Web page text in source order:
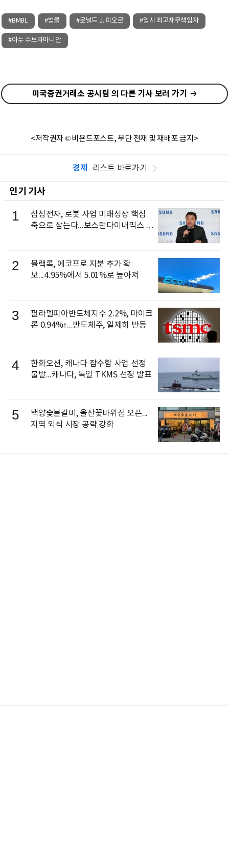
#BMBL #범블 #로널드 J. 피오르 #임시 최고재무책임자
#아누 수브라마니안
미국증권거래소 공시팀 의 다른 기사 보러 가기
<저작권자 © 비욘드포스트, 무단 전재 및 재배포 금지>
경제 리스트 바로가기
인기 기사
1
삼성전자, 로봇 사업 미래성장 핵심
축으로 삼는다...보스턴다이내믹스 출
2
블랙록, 에코프로 지분 추가 확
보...4.95%에서 5.01%로 높아져
3
필라델피아반도체지수 2.2%, 마이크
론 0.94%↑...반도체주, 일제히 반등
4
한화오션, 캐나다 잠수함 사업 선정
불발...캐나다, 독일 TKMS 선정 발표
5
백양숯불갈비, 울산꽃바위점 오픈...
지역 외식 시장 공략 강화